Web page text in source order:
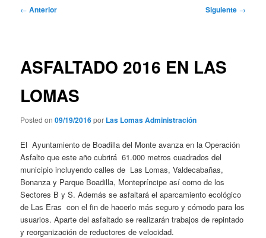
Navegación
← Anterior Siguiente →
ASFALTADO 2016 EN LAS
LOMAS
Posted on09/19/2016por Las Lomas Administración
El Ayuntamiento de Boadilla del Monte avanza en la Operación
Asfalto que este año cubrirá 61.000 metros cuadrados del
municipio incluyendo calles de Las Lomas, Valdecabañas,
Bonanza y Parque Boadilla, Montepríncipe así como de los
Sectores B y S. Además se asfaltará el aparcamiento ecológico
de Las Eras con el fin de hacerlo más seguro y cómodo para los
usuarios. Aparte del asfaltado se realizarán trabajos de repintado
y reorganización de reductores de velocidad.